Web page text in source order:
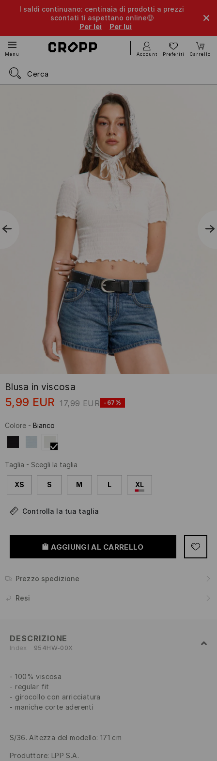
I saldi continuano: centinaia di prodotti a prezzi
scontati ti aspettano online🤑
Per lei
Per lui
Menu Account Preferiti Carrello
Blusa in viscosa
5,99 EUR 17,99 EUR -67%
Colore - Bianco
Taglia - Scegli la taglia
XS S M L XL
Controlla la tua taglia
AGGIUNGI AL CARRELLO
Prezzo spedizione
Resi
DESCRIZIONE
Index 954HW-00X
100% viscosa
regular fit
girocollo con arricciatura
maniche corte aderenti
S/36. Altezza del modello: 171 cm
Produttore: LPP S.A.